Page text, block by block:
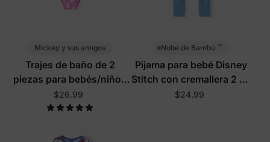
Mickey y sus amigos
Trajes de baño de 2
piezas para bebés/niños
pequeños en rosa
$26.99
Nube de Bambú ™
Pijama para bebé Disney
Stitch con cremallera 2 en
1 azul
$24.99